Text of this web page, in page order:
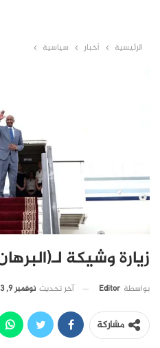
الرئيسية أخبار سياسية
زيارة وشيكة
بواسطة Editor آخر تحديث نوفمبر 9, 2023
مشاركة